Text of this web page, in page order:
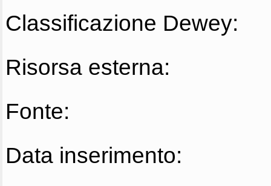
Classificazione Dewey:
Risorsa esterna:
Fonte:
Data inserimento: